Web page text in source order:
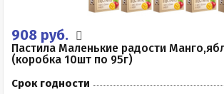
908 руб.
Пастила Маленькие радости
(коробка 10шт по 95г)
Срок годности